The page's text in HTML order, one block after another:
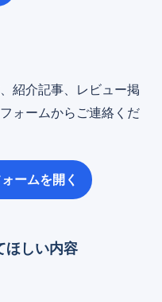
紹介記事、レビュー掲
ォームからご連絡くだ
ームを開く
ほしい内容